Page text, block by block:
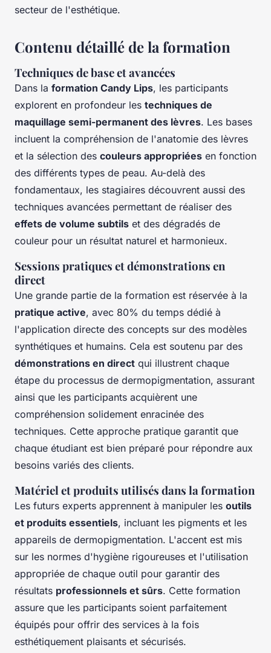
secteur de l'esthétique.
Contenu détaillé de la formation
Techniques de base et avancées
Dans la formation Candy Lips, les participants
explorent en profondeur les techniques de
maquillage semi-permanent des lèvres. Les bases
incluent la compréhension de l'anatomie des lèvres
et la sélection des couleurs appropriées en fonction
des différents types de peau. Au-delà des
fondamentaux, les stagiaires découvrent aussi des
techniques avancées permettant de réaliser des
effets de volume subtils et des dégradés de
couleur pour un résultat naturel et harmonieux.
Sessions pratiques et démonstrations en
direct
Une grande partie de la formation est réservée à la
pratique active, avec 80% du temps dédié à
l'application directe des concepts sur des modèles
synthétiques et humains. Cela est soutenu par des
démonstrations en direct qui illustrent chaque
étape du processus de dermopigmentation, assurant
ainsi que les participants acquièrent une
compréhension solidement enracinée des
techniques. Cette approche pratique garantit que
chaque étudiant est bien préparé pour répondre aux
besoins variés des clients.
Matériel et produits utilisés dans la formation
Les futurs experts apprennent à manipuler les outils
et produits essentiels, incluant les pigments et les
appareils de dermopigmentation. L'accent est mis
sur les normes d'hygiène rigoureuses et l'utilisation
appropriée de chaque outil pour garantir des
résultats professionnels et sûrs. Cette formation
assure que les participants soient parfaitement
équipés pour offrir des services à la fois
esthétiquement plaisants et sécurisés.